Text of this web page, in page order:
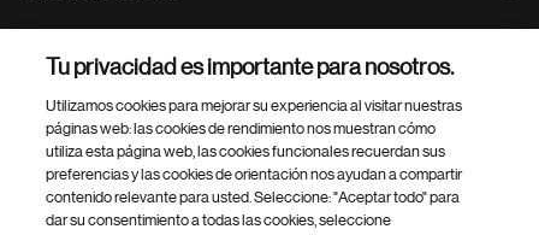
Footer Site Search
Tu privacidad es importante para nosotros.
Utilizamos cookies para mejorar su experiencia al visitar nuestras
páginas web: las cookies de rendimiento nos muestran cómo
utiliza esta página web, las cookies funcionales recuerdan sus
preferencias y las cookies de orientación nos ayudan a compartir
contenido relevante para usted. Seleccione: "Aceptar todo" para
dar su consentimiento a todas las cookies, seleccione